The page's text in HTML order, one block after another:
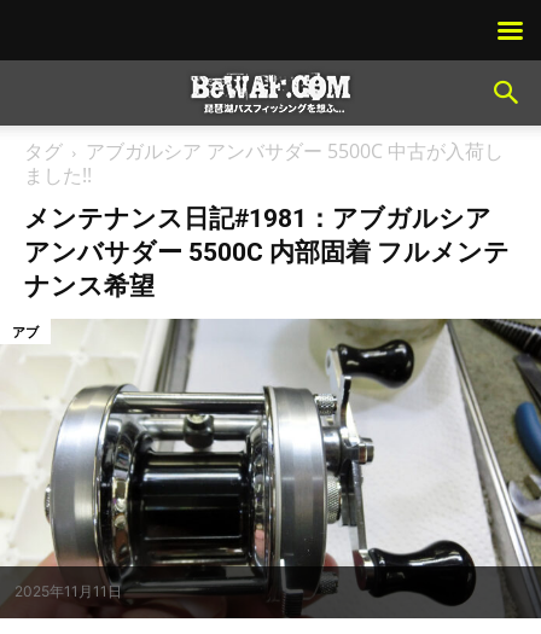
タグ
アブガルシア アンバサダー 5500C 中古が入荷し
ました!!
メンテナンス日記#1981：アブガルシア
アンバサダー 5500C 内部固着 フルメンテ
ナンス希望
2025年11月11日
アブ